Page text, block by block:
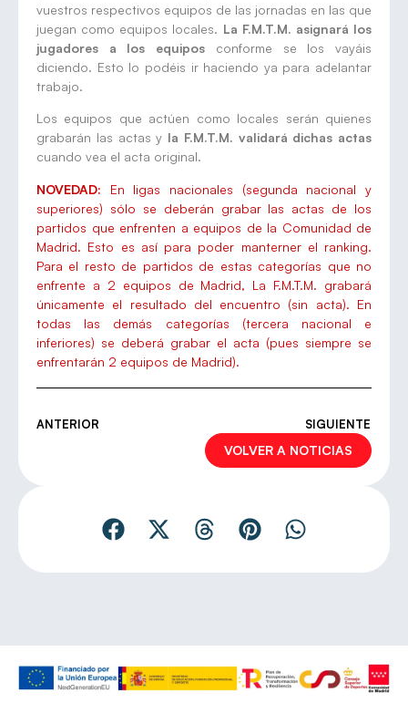
vuestros respectivos equipos de las jornadas en las que
juegan como equipos locales. La F.M.T.M. asignará los
jugadores a los equipos conforme se los vayáis
diciendo. Esto lo podéis ir haciendo ya para adelantar
trabajo.
Los equipos que actúen como locales serán quienes
grabarán las actas y la F.M.T.M. validará dichas actas
cuando vea el acta original.
NOVEDAD: En ligas nacionales (segunda nacional y
superiores) sólo se deberán grabar las actas de los
partidos que enfrenten a equipos de la Comunidad de
Madrid. Esto es así para poder manterner el ranking.
Para el resto de partidos de estas categorías que no
enfrente a 2 equipos de Madrid, La F.M.T.M. grabará
únicamente el resultado del encuentro (sin acta). En
todas las demás categorías (tercera nacional e
inferiores) se deberá grabar el acta (pues siempre se
enfrentarán 2 equipos de Madrid).
ANTERIOR SIGUIENTE
VOLVER A NOTICIAS